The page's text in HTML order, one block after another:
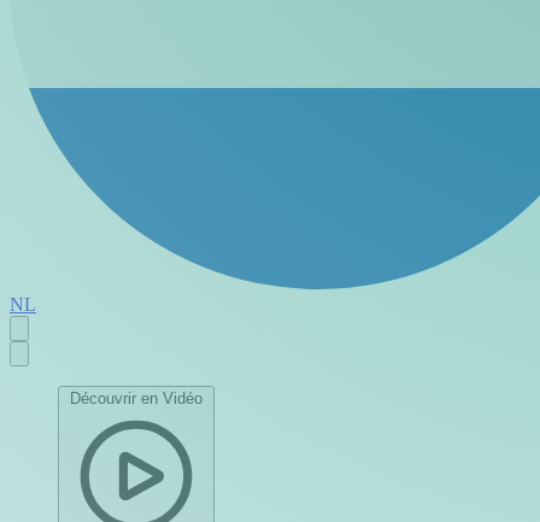
NL
Découvrir en Vidéo